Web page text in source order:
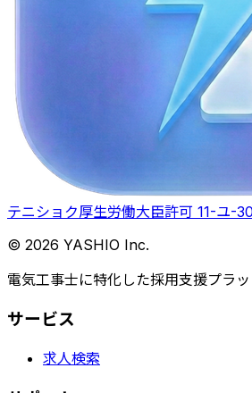
テニショク厚生労働大臣許可 11-ユ-
© 2026 YASHIO Inc.
電気工事士に特化した採用支援プラ
サービス
求人検索